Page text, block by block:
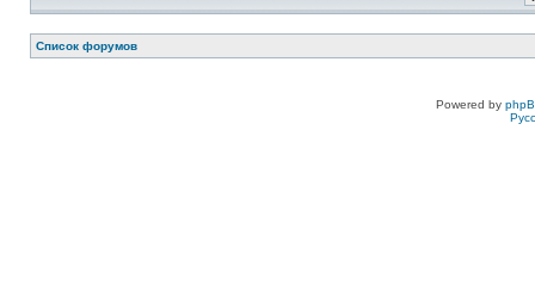
Список форумов
Powered by